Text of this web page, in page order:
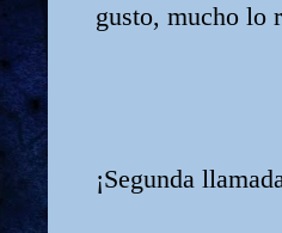
gusto, mucho lo
¡Segunda